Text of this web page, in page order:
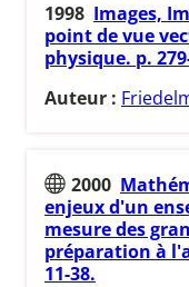
1998 Images,
point de vue
physique. p.
Auteur :
2000
enjeux d'un
mesure des
préparation à
11-38.